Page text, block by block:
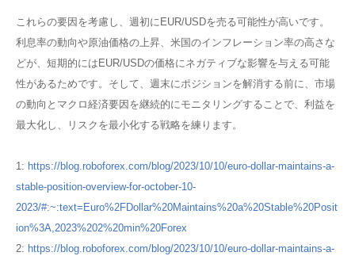
これらの要因を考慮し、週初にEUR/USDを売る可能性が高いです。
利息率の動向や原油価格の上昇、米国のインフレーション率の高さな
どが、短期的にはEUR/USDの価格にネガティブな影響を与える可能
性があるためです。そして、週末にポジションを解消する前に、市場
の動向とマクロ経済要因を継続的にモニタリングすることで、利益を
最大化し、リスクを最小化する戦略を練ります。
1: https://blog.roboforex.com/blog/2023/10/10/euro-dollar-maintains-a-
stable-position-overview-for-october-10-
2023/#:~:text=Euro%2FDollar%20Maintains%20a%20Stable%20Posit
ion%3A,2023%202%20min%20Forex
2: https://blog.roboforex.com/blog/2023/10/10/euro-dollar-maintains-a-